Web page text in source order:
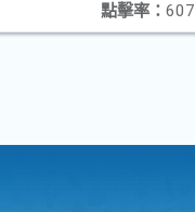
點擊率： 607